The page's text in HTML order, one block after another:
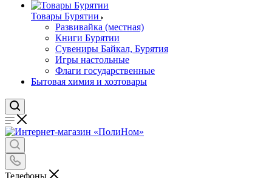
Товары Бурятии
Развивайка (местная)
Книги Бурятии
Сувениры Байкал, Бурятия
Игры настольные
Флаги государственные
Бытовая химия и хозтовары
Телефоны